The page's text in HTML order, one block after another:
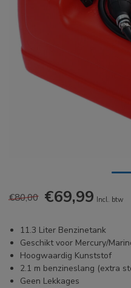
€80,00 €69,99 Incl. btw
11.3 Liter Benzinetank
Geschikt voor Mercury/
Hoogwaardig Kunststof
2.1 m benzineslang (extra
Geen Lekkages